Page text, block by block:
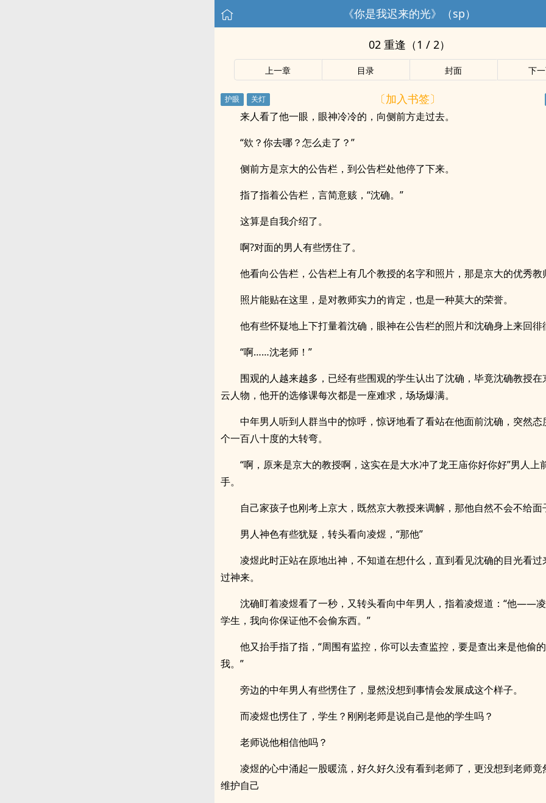
《你是我迟来的光》（sp）
02 重逢（1 / 2）
上一章 目录 封面 下
〔加入书签〕
来人看了他一眼，眼神冷冷的，向侧前方走过去。
“欸？你去哪？怎么走了？”
侧前方是京大的公告栏，到公告栏处他停了下来。
指了指着公告栏，言简意赅，“沈确。”
这算是自我介绍了。
啊?对面的男人有些愣住了。
他看向公告栏，公告栏上有几个教授的名字和照片，那是京大的优秀教
照片能贴在这里，是对教师实力的肯定，也是一种莫大的荣誉。
他有些怀疑地上下打量着沈确，眼神在公告栏的照片和沈确身上来回
“啊……沈老师！”
围观的人越来越多，已经有些围观的学生认出了沈确，毕竟沈确教授在
云人物，他开的选修课每次都是一座难求，场场爆满。
中年男人听到人群当中的惊呼，惊讶地看了看站在他面前沈确，突然态
个一百八十度的大转弯。
“啊，原来是京大的教授啊，这实在是大水冲了龙王庙你好你好”男人上
手。
自己家孩子也刚考上京大，既然京大教授来调解，那他自然不会不给面
男人神色有些犹疑，转头看向凌煜，“那他”
凌煜此时正站在原地出神，不知道在想什么，直到看见沈确的目光看过
过神来。
沈确盯着凌煜看了一秒，又转头看向中年男人，指着凌煜道：“他——
学生，我向你保证他不会偷东西。”
他又抬手指了指，“周围有监控，你可以去查监控，要是查出来是他偷
我。”
旁边的中年男人有些愣住了，显然没想到事情会发展成这个样子。
而凌煜也愣住了，学生？刚刚老师是说自己是他的学生吗？
老师说他相信他吗？
凌煜的心中涌起一股暖流，好久好久没有看到老师了，更没想到老师竟
维护自己